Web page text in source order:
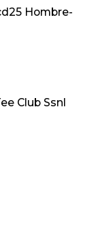
Hombre-
Club Ssnl